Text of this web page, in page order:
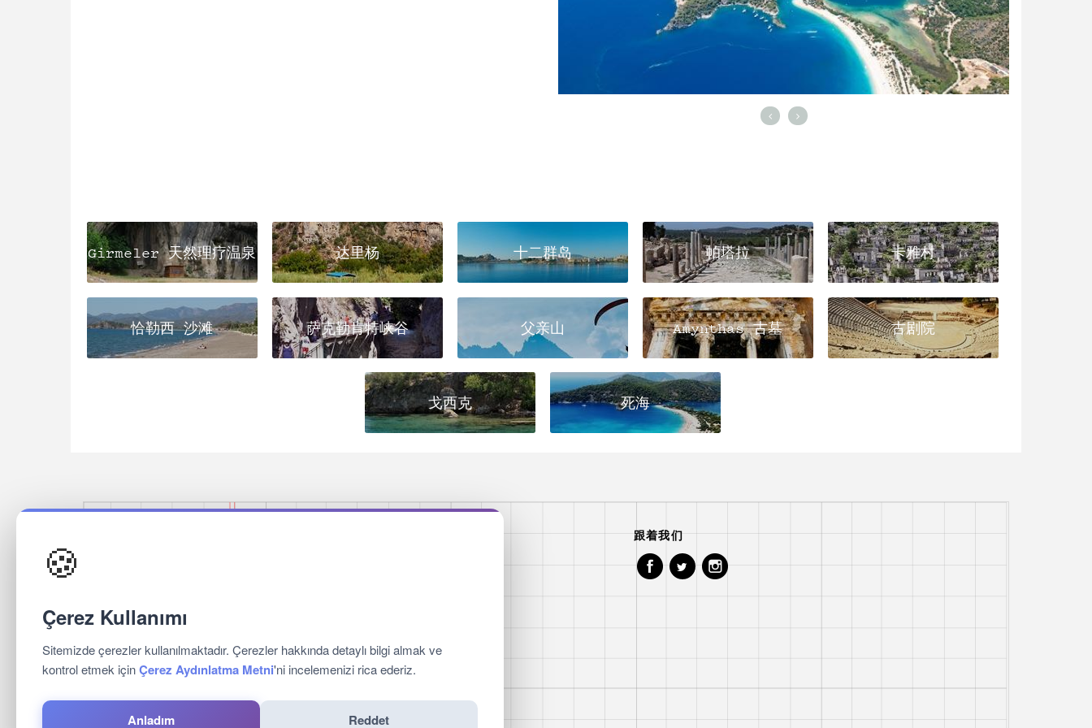
🍪
Çerez Kullanımı
Sitemizde çerezler kullanılmaktadır. Çerezler hakkında detaylı bilgi almak ve
kontrol etmek içinÇerez Aydınlatma Metni'ni incelemenizi rica ederiz.
Anladım Reddet
Girmeler 天然理疗温泉 达里杨 十二群岛 帕塔拉 卡雅村
恰勒西 沙滩 萨克勒肯特峡谷 父亲山 Amynthas 古墓 古剧院
戈西克 死海
游艇与帆船
我们的服务
联系
跟着我们